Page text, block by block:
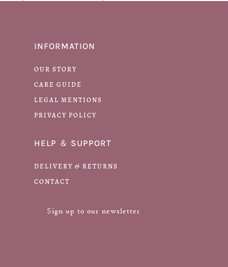
INFORMATION
OUR STORY
CARE GUIDE
LEGAL MENTIONS
PRIVACY POLICY
HELP ＆ SUPPORT
DELIVERY & RETURNS
CONTACT
Sign up to our newsletter